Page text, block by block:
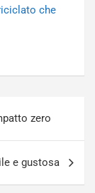
che
zero
e gustosa